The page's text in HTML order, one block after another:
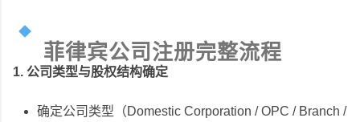
菲律宾公司注册完整流程
1. 公司类型与股权结构确定
确定公司类型（Domestic Corporation / OPC / Branch /